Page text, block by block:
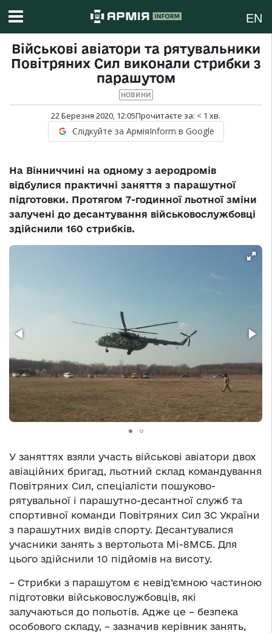
EN
Військові авіатори та рятувальники
Повітряних Сил виконали стрибки з
парашутом
НОВИНИ
22 Березня 2020, 12:05Прочитаєте за: < 1 хв.
Слідкуйте за АрміяInform в Google
На Вінниччині на одному з аеродромів
відбулися практичні заняття з парашутної
підготовки. Протягом 7-годинної льотної зміни
залучені до десантування військовослужбовці
здійснили 160 стрибків.
У заняттях взяли участь військові авіатори двох
авіаційних бригад, льотний склад командування
Повітряних Сил, спеціалісти пошуково-
рятувальної і парашутно-десантної служб та
спортивної команди Повітряних Сил ЗС України
з парашутних видів спорту. Десантувалися
учасники занять з вертольота Мі-8МСБ. Для
цього здійснили 10 підйомів на висоту.
– Стрибки з парашутом є невід’ємною частиною
підготовки військовослужбовців, які
залучаються до польотів. Адже це – безпека
особового складу, – зазначив керівник занять,